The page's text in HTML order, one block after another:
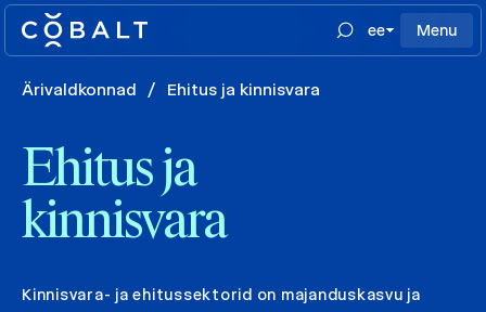
ee Menu
Ärivaldkonnad / Ehitus ja kinnisvara
Ehitus ja
kinnisvara
Kinnisvara- ja ehitussektorid on majanduskasvu ja